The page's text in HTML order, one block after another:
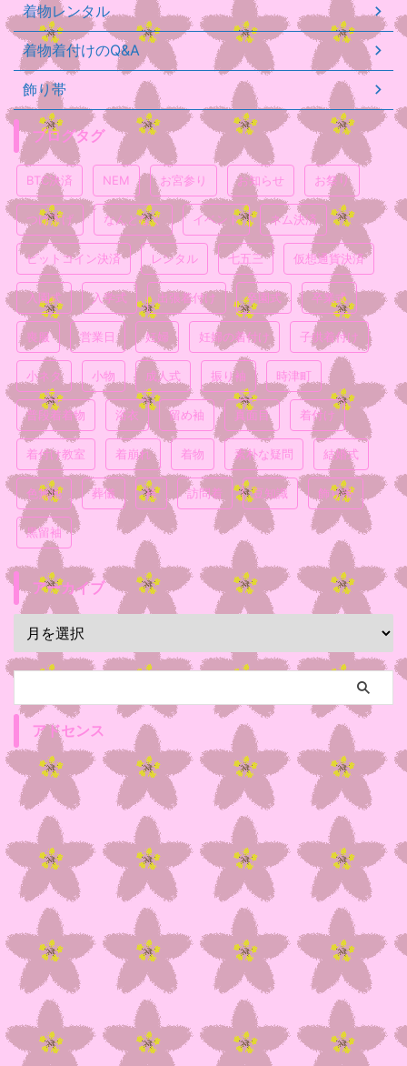
着物レンタル
着物着付けのQ&A
飾り帯
ブログタグ
BTC決済 NEM お宮参り お知らせ お祭り
つけ下げ なんとなく イベント ネム決済
ビットコイン決済 レンタル 七五三 仮想通貨決済
入園式 入学式 出張着付け 卒園式 卒業式
喪服 営業日 妊婦 妊婦の着付け 子供着付け
小ネタ 小物 成人式 振り袖 時津町
普段着着物 浴衣 留め袖 真面目 着付け
着付け教室 着崩れ 着物 素朴な疑問 結婚式
色無地 葬儀 袴 訪問着 豆知識 飾り帯
黒留袖
アーカイブ
アドセンス